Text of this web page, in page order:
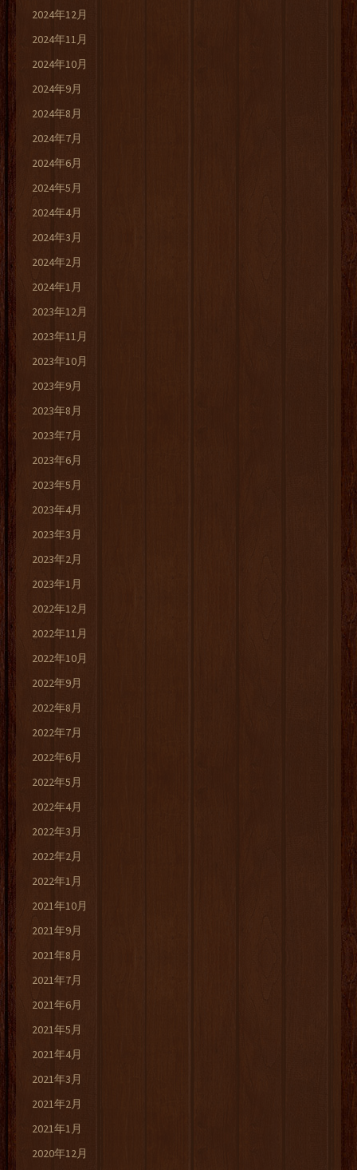
2024年12月
2024年11月
2024年10月
2024年9月
2024年8月
2024年7月
2024年6月
2024年5月
2024年4月
2024年3月
2024年2月
2024年1月
2023年12月
2023年11月
2023年10月
2023年9月
2023年8月
2023年7月
2023年6月
2023年5月
2023年4月
2023年3月
2023年2月
2023年1月
2022年12月
2022年11月
2022年10月
2022年9月
2022年8月
2022年7月
2022年6月
2022年5月
2022年4月
2022年3月
2022年2月
2022年1月
2021年10月
2021年9月
2021年8月
2021年7月
2021年6月
2021年5月
2021年4月
2021年3月
2021年2月
2021年1月
2020年12月